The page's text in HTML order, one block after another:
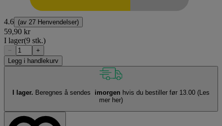
4.6 (av 27 Henvendelser)
59,90 kr
I lager(9 stk.)
−
+
Legg i handlekurv
I lager. Beregnes å sendes imorgen hvis du bestiller før 13.00 (Les
mer her)